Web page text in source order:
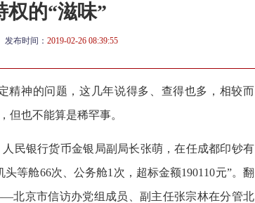
权的“滋味”
发布时间： 2019-02-26 08:39:55
神的问题，这几年说得多、查得也多，相较而
但也不能算是稀罕事。
民银行货币金银局副局长张萌，在任成都印钞有
等舱66次、公务舱1次，超标金额190110元”。翻
北京市信访办党组成员、副主任张宗林在分管北